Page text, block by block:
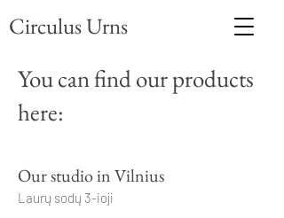
Circulus Urns
You can find our products
here:
Our studio in Vilnius
Laurų sodų 3-ioji